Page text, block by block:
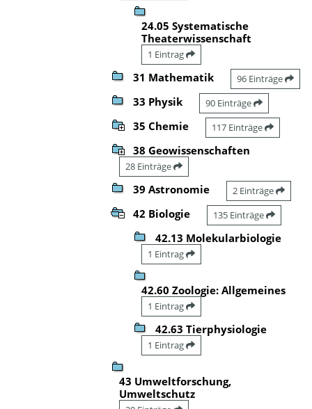
24.05 Systematische
Theaterwissenschaft
1 Eintrag
31 Mathematik 96 Einträge
33 Physik 90 Einträge
35 Chemie 117 Einträge
38 Geowissenschaften
28 Einträge
39 Astronomie 2 Einträge
42 Biologie 135 Einträge
42.13 Molekularbiologie
1 Eintrag
42.60 Zoologie: Allgemeines
1 Eintrag
42.63 Tierphysiologie
1 Eintrag
43 Umweltforschung,
Umweltschutz